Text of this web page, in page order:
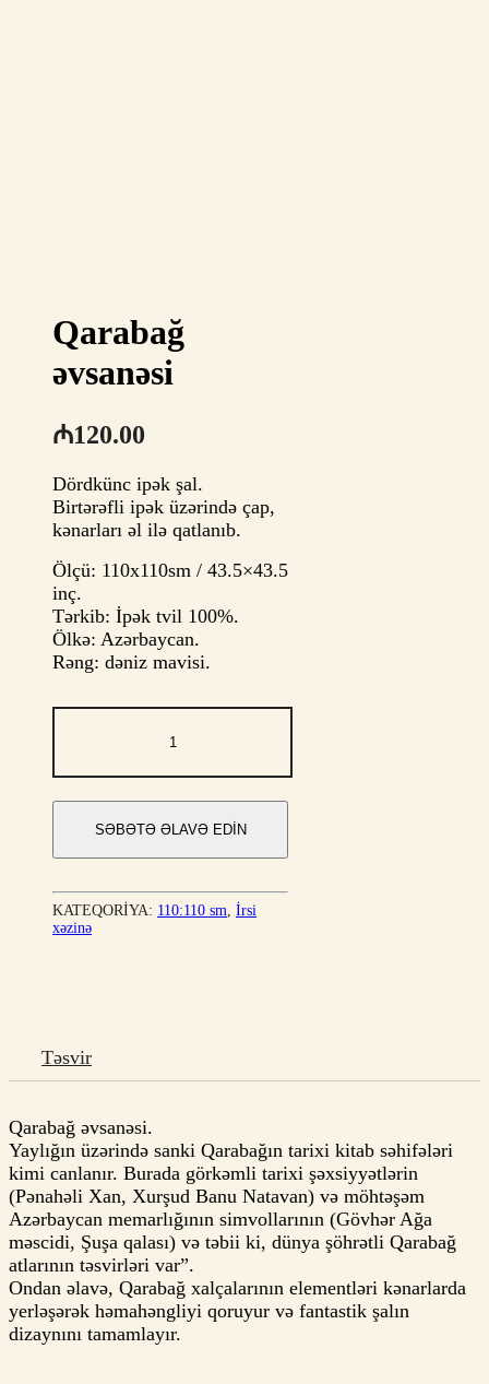
Qarabağ
əvsanəsi
₼120.00
Dördkünc ipək şal.
Birtərəfli ipək üzərində çap,
kənarları əl ilə qatlanıb.
Ölçü: 110x110sm / 43.5×43.5
inç.
Tərkib: İpək tvil 100%.
Ölkə: Azərbaycan.
Rəng: dəniz mavisi.
əvsanəsi
SƏBƏTƏ ƏLAVƏ EDIN
KATEQORIYA: 110:110 sm İrsi
xəzinə
Təsvir
Qarabağ əvsanəsi.
Yaylığın üzərində sanki Qarabağın tarixi kitab səhifələri
kimi canlanır. Burada görkəmli tarixi şəxsiyyətlərin
(Pənahəli Xan, Xurşud Banu Natavan) və möhtəşəm
Azərbaycan memarlığının simvollarının (Gövhər Ağa
məscidi, Şuşa qalası) və təbii ki, dünya şöhrətli Qarabağ
atlarının təsvirləri var”.
Ondan əlavə, Qarabağ xalçalarının elementləri kənarlarda
yerləşərək həmahəngliyi qoruyur və fantastik şalın
dizaynını tamamlayır.